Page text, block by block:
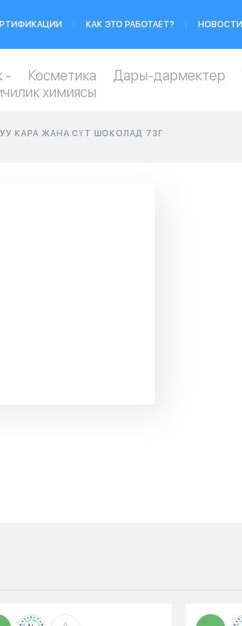
КАК ЭТО РАБОТАЕТ? НОВОСТИ
- Косметика Дары-дармектер
химиясы
КАРА ЖАНА СҮТ ШОКОЛАД 73Г